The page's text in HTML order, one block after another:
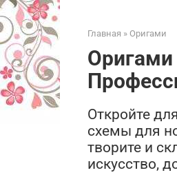
Главная » Оригами
Откройте
схемы для
творите и
искусство,